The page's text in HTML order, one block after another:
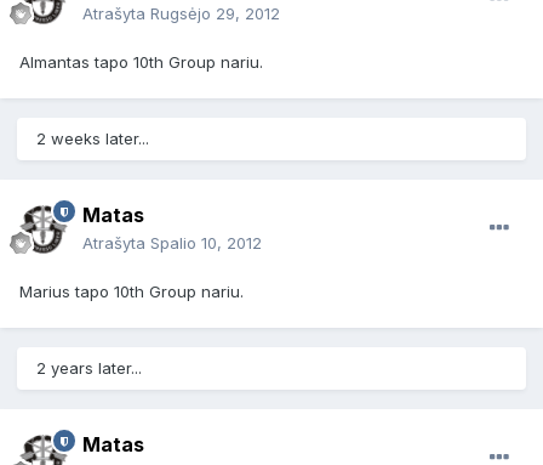
Atrašyta Rugsėjo 29, 2012
Almantas tapo 10th Group nariu.
2 weeks later...
Matas
Atrašyta Spalio 10, 2012
Marius tapo 10th Group nariu.
2 years later...
Matas